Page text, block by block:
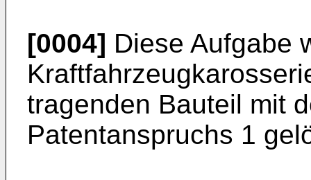
[0004] Diese Aufgabe
tragenden Bauteil mit
Patentanspruchs 1